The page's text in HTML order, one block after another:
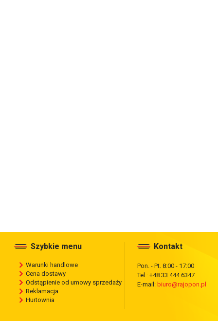
Szybkie menu
Warunki handlowe
Cena dostawy
Odstąpienie od umowy sprzedaży
Reklamacja
Hurtownia
Kontakt
Pon. - Pt. 8:00 - 17:00
Tel.: +48 33 444 6347
E-mail: biuro@rajopon.pl